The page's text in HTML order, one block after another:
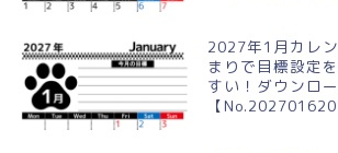
2027年1月カレ
まりで目標設定
すい！ダウンロ
【